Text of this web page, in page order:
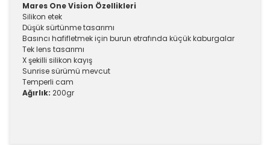
Mares One Vision Özellikleri
Silikon etek
Düşük sürtünme tasarımı
Basıncı hafifletmek için burun etrafında küçük kaburgalar
Tek lens tasarımı
X şekilli silikon kayış
Sunrise sürümü mevcut
Temperli cam
Ağırlık: 200gr